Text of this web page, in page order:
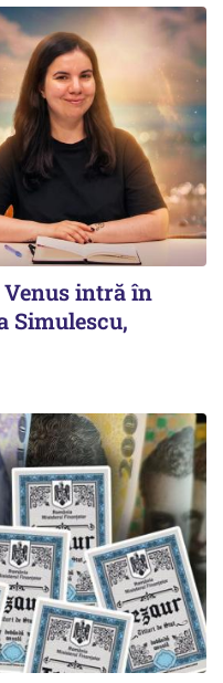
Venus intră în
Simulescu,